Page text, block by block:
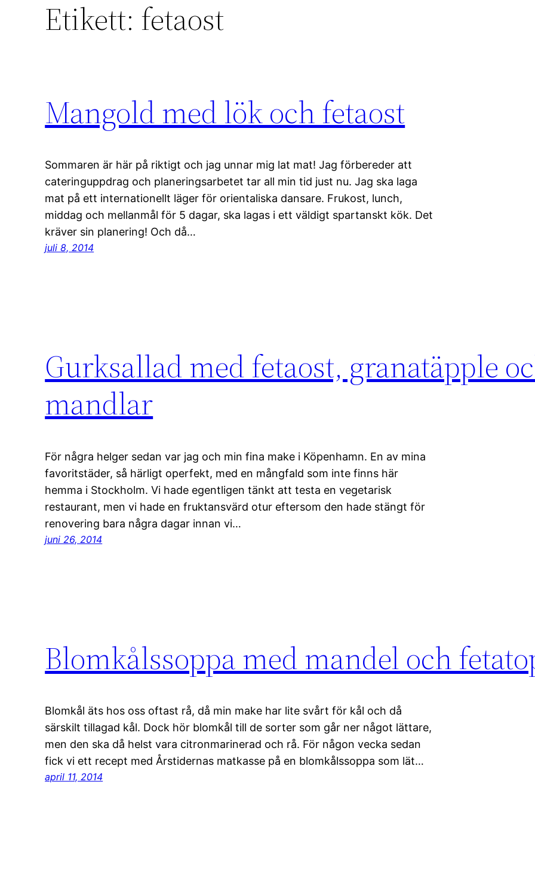
Etikett: fetaost
Mangold med lök och fetaost
Sommaren är här på riktigt och jag unnar mig lat mat! Jag förbereder att
cateringuppdrag och planeringsarbetet tar all min tid just nu. Jag ska laga
mat på ett internationellt läger för orientaliska dansare. Frukost, lunch,
middag och mellanmål för 5 dagar, ska lagas i ett väldigt spartanskt kök. Det
kräver sin planering! Och då…
juli 8, 2014
Gurksallad med fetaost, granatäpple
mandlar
För några helger sedan var jag och min fina make i Köpenhamn. En av mina
favoritstäder, så härligt operfekt, med en mångfald som inte finns här
hemma i Stockholm. Vi hade egentligen tänkt att testa en vegetarisk
restaurant, men vi hade en fruktansvärd otur eftersom den hade stängt för
renovering bara några dagar innan vi…
juni 26, 2014
Blomkålssoppa med mandel och
Blomkål äts hos oss oftast rå, då min make har lite svårt för kål och då
särskilt tillagad kål. Dock hör blomkål till de sorter som går ner något lättare,
men den ska då helst vara citronmarinerad och rå. För någon vecka sedan
fick vi ett recept med Årstidernas matkasse på en blomkålssoppa som lät…
april 11, 2014